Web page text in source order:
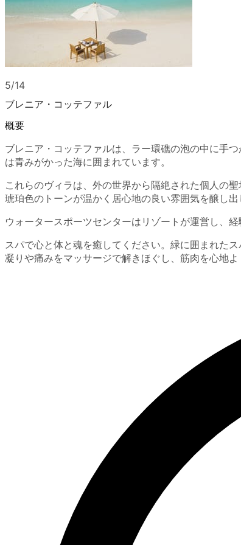
5/14
ブレニア・コッテファル
概要
ブレニア・コッテファルは、ラー環礁の泡の中に手
は青みがかった海に囲まれています。
これらのヴィラは、外の世界から隔絶された個人の
琥珀色のトーンが温かく居心地の良い雰囲気を醸し
ウォータースポーツセンターはリゾートが運営し、
スパで心と体と魂を癒してください。緑に囲まれた
凝りや痛みをマッサージで解きほぐし、筋肉を心地よ